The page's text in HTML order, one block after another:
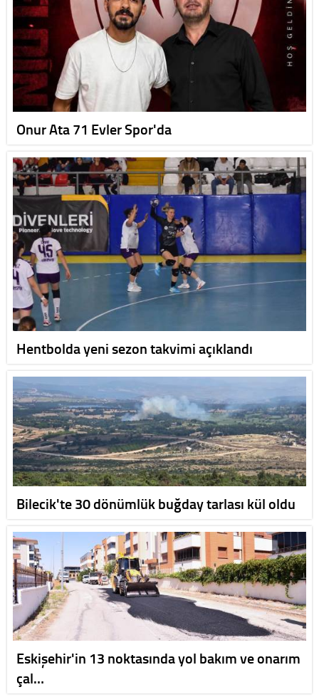
Onur Ata 71 Evler Spor'da
Hentbolda yeni sezon takvimi açıklandı
Bilecik'te 30 dönümlük buğday tarlası kül oldu
Eskişehir'in 13 noktasında yol bakım ve onarım
çal…